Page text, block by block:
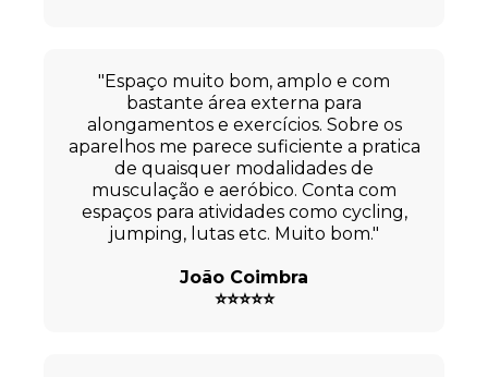
"Espaço muito bom, amplo e com
bastante área externa para
alongamentos e exercícios. Sobre os
aparelhos me parece suficiente a pratica
de quaisquer modalidades de
musculação e aeróbico. Conta com
espaços para atividades como cycling,
jumping, lutas etc. Muito bom."
João Coimbra
⭐⭐⭐⭐⭐